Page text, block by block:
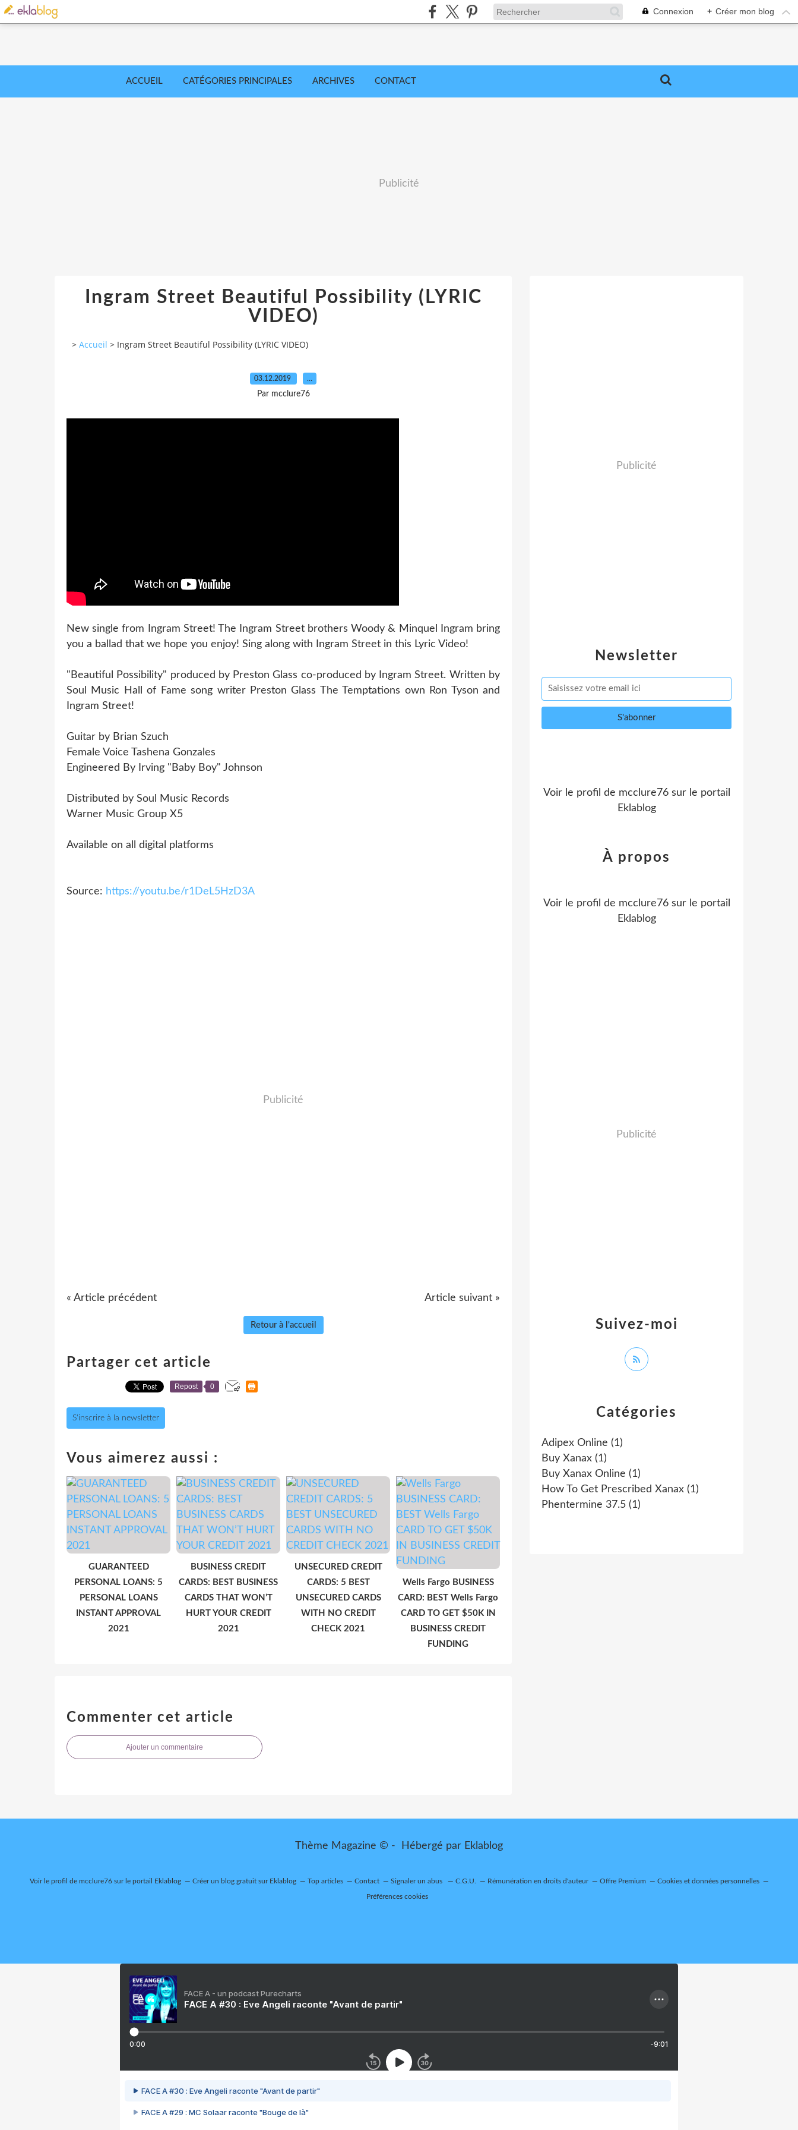
Connexion + Créer mon blog
ACCUEIL CATÉGORIES PRINCIPALES ARCHIVES CONTACT
Publicité
Ingram Street Beautiful Possibility (LYRIC
VIDEO)
> Accueil > Ingram Street Beautiful Possibility (LYRIC VIDEO)
03.12.2019 …
Par mcclure76
New single from Ingram Street! The Ingram Street brothers Woody & Minquel Ingram bring
you a ballad that we hope you enjoy! Sing along with Ingram Street in this Lyric Video!
"Beautiful Possibility" produced by Preston Glass co-produced by Ingram Street. Written by
Soul Music Hall of Fame song writer Preston Glass The Temptations own Ron Tyson and
Ingram Street!
Guitar by Brian Szuch
Female Voice Tashena Gonzales
Engineered By Irving "Baby Boy" Johnson
Distributed by Soul Music Records
Warner Music Group X5
Available on all digital platforms
Source: https://youtu.be/r1DeL5HzD3A
Publicité
« Article précédent Article suivant »
Retour à l'accueil
Partager cet article
Repost 0
S'inscrire à la newsletter
Vous aimerez aussi :
GUARANTEED
PERSONAL LOANS: 5
PERSONAL LOANS
INSTANT APPROVAL
2021
BUSINESS CREDIT
CARDS: BEST BUSINESS
CARDS THAT WON’T
HURT YOUR CREDIT
2021
UNSECURED CREDIT
CARDS: 5 BEST
UNSECURED CARDS
WITH NO CREDIT
CHECK 2021
Wells Fargo BUSINESS
CARD: BEST Wells Fargo
CARD TO GET $50K IN
BUSINESS CREDIT
FUNDING
Commenter cet article
Ajouter un commentaire
Newsletter
Publicité
Catégories
Adipex Online (1)
Buy Xanax (1)
Buy Xanax Online (1)
How To Get Prescribed Xanax (1)
Phentermine 37.5 (1)
Voir le profil de mcclure76sur le portail
Eklablog
Suivez-moi
À propos
Voir le profil de mcclure76sur le portail
Eklablog
Publicité
Thème Magazine © - Hébergé par Eklablog
Voir le profil de mcclure76sur le portail Eklablog Créer un blog gratuit sur Eklablog Top articles Contact Signaler un abus C.G.U. Rémunération en droits d'auteur Offre Premium Cookies et données personnelles
Préférences cookies
FACE A - un podcast Purecharts
FACE A #30 : Eve Angeli raconte "Avant de partir"
0:00 -9:01
FACE A #30 : Eve Angeli raconte "Avant de partir"
FACE A #29 : MC Solaar raconte "Bouge de là"